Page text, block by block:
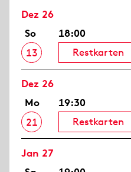
Dez 26
So
13
18:00
Restkarten
Dez 26
Mo
21
19:30
Restkarten
Jan 27